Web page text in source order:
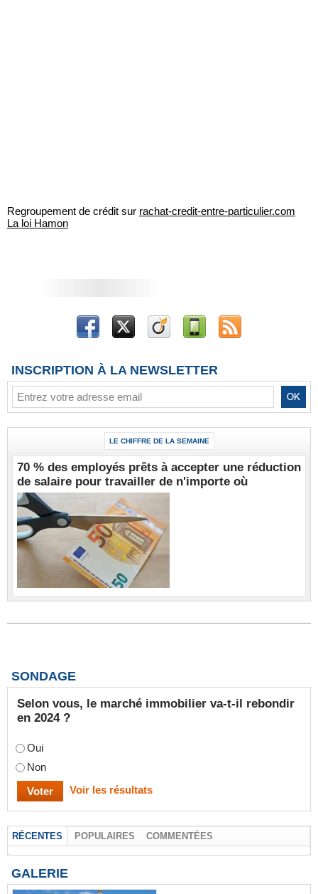
Regroupement de crédit sur rachat-credit-entre-particulier.com
La loi Hamon
INSCRIPTION À LA NEWSLETTER
LE CHIFFRE DE LA SEMAINE
70 % des employés prêts à accepter une réduction
de salaire pour travailler de n'importe où
SONDAGE
Selon vous, le marché immobilier va-t-il rebondir
en 2024 ?
Oui
Non
Voir les résultats
RÉCENTES POPULAIRES COMMENTÉES
GALERIE